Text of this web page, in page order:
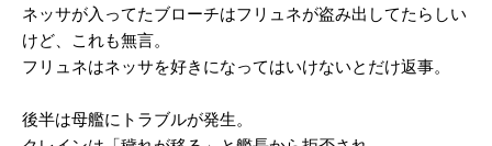
ネッサが入ってたブローチはフリュネが盗み出してたらしい
けど、これも無言。
フリュネはネッサを好きになってはいけないとだけ返事。
後半は母艦にトラブルが発生。